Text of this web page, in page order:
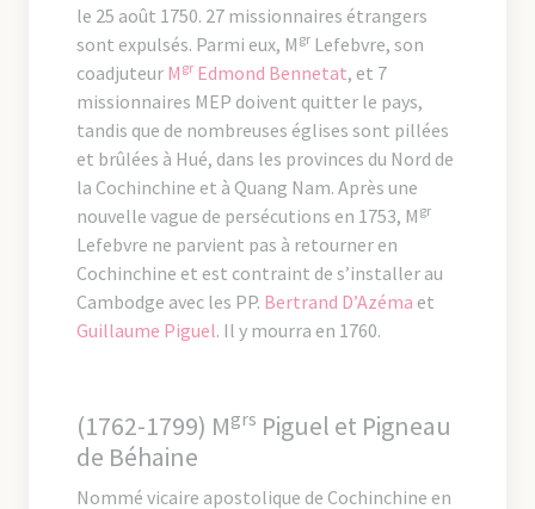
le 25 août 1750. 27 missionnaires étrangers
sont expulsés. Parmi eux, M gr Lefebvre, son
coadjuteur M gr Edmond Bennetat, et 7
missionnaires MEP doivent quitter le pays,
tandis que de nombreuses églises sont pillées
et brûlées à Hué, dans les provinces du Nord de
la Cochinchine et à Quang Nam. Après une
nouvelle vague de persécutions en 1753, M gr
Lefebvre ne parvient pas à retourner en
Cochinchine et est contraint de s’installer au
Cambodge avec les PP. Bertrand D’Azéma et
Guillaume Piguel. Il y mourra en 1760.
(1762-1799) Mgrs Piguel et Pigneau
de Béhaine
Nommé vicaire apostolique de Cochinchine en